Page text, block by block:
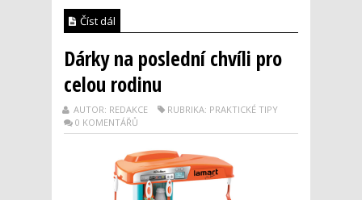
Číst dál
Dárky na poslední chvíli pro
celou rodinu
AUTOR: REDAKCE
RUBRIKA: PRAKTICKÉ TIPY
0 KOMENTÁŘŮ